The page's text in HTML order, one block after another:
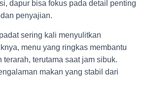
dapur bisa fokus pada detail penting
penyajian.
sering kali menyulitkan
menu yang ringkas membantu
terutama saat jam sibuk.
makan yang stabil dari